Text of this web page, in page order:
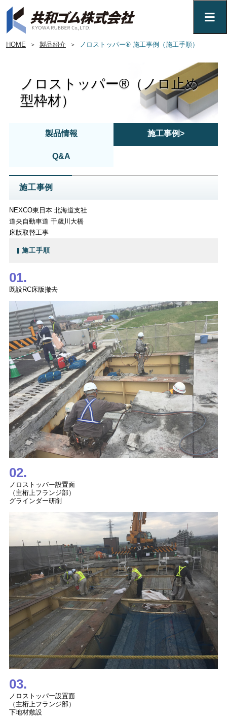
HOME ＞ 製品紹介 ＞ ノロストッパー® 施工事例（施工手順）
ノロストッパー®（ノロ止め
型枠材）
製品情報 施工事例>
Q&A
施工事例
NEXCO東日本 北海道支社
道央自動車道 千歳川大橋
床版取替工事
施工手順
01.
既設RC床版撤去
02.
ノロストッパー設置面
（主桁上フランジ部）
グラインダー研削
03.
ノロストッパー設置面
（主桁上フランジ部）
下地材敷設